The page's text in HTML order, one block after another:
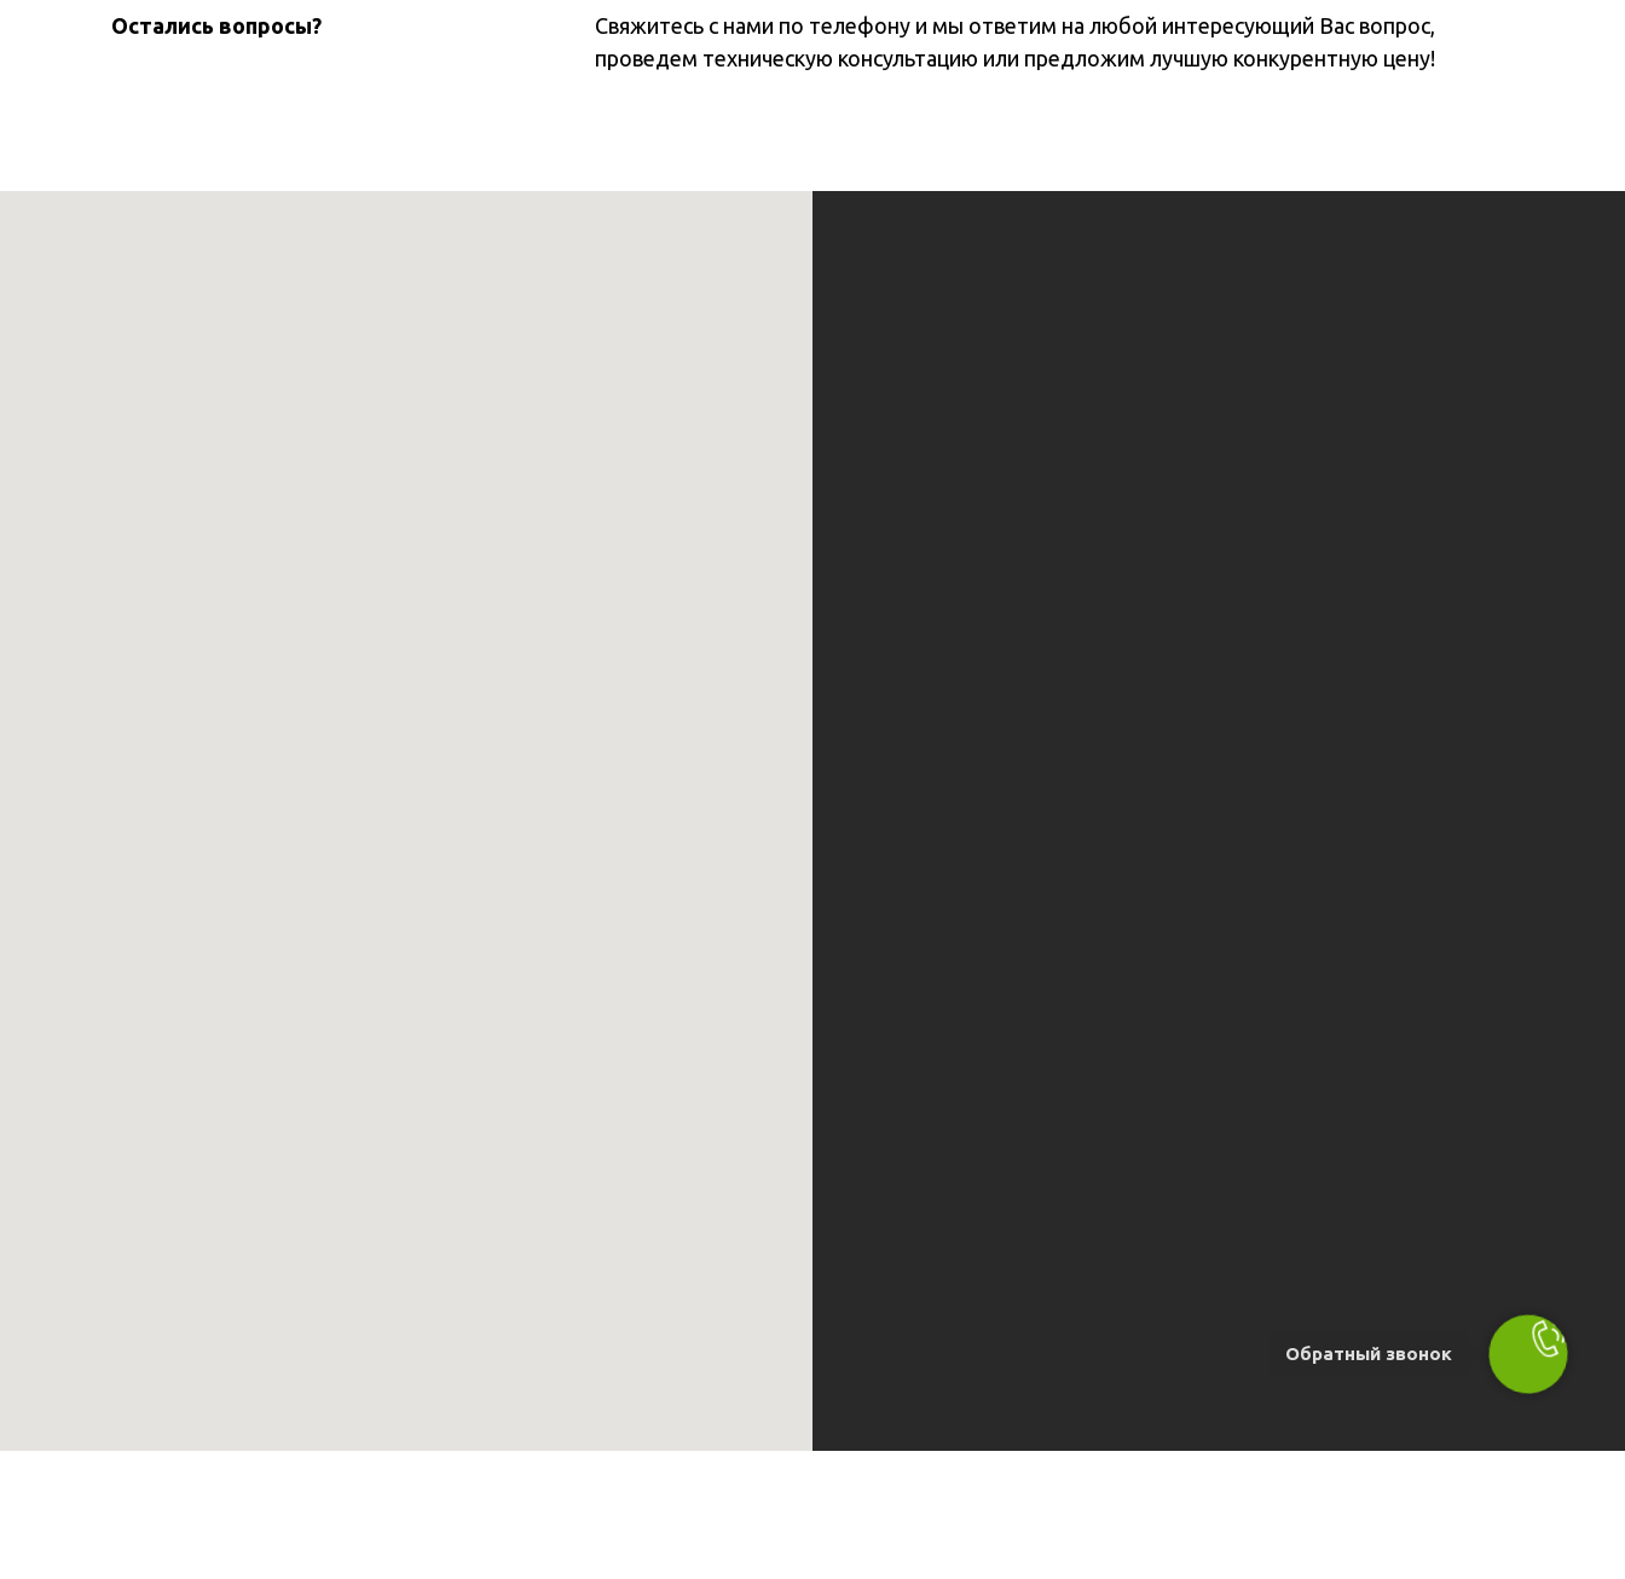
Обратный звонок
Остались вопросы?
Свяжитесь с нами по телефону и мы ответим на любой интересующий Вас вопрос,
проведем техническую консультацию или предложим лучшую конкурентную цену!